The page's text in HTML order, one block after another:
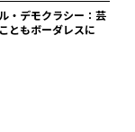
・デモクラシー：芸
ともボーダレスに